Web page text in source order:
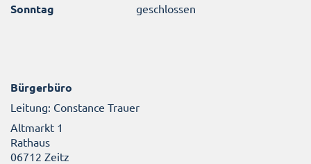
Sonntag geschlossen
Bürgerbüro
Leitung: Constance Trauer
Altmarkt 1
Rathaus
06712 Zeitz